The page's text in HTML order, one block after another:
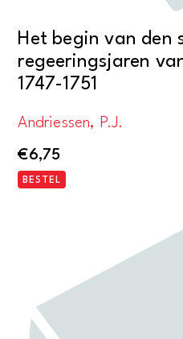
Het begin van den
regeeringsjaren
1747-1751
Andriessen, P.J.
€6,75
BESTEL